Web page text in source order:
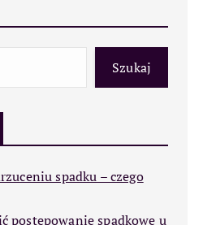
Szukaj
spadku – czego
postępowanie spadkowe u